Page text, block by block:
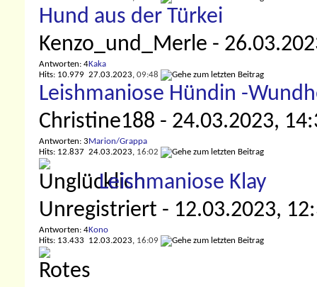
Hund aus der Türkei
Kenzo_und_Merle -
Antworten: 4
Hits: 10.979
Kaka
27.03.2023, 09:48
Leishmaniose Hündin -
Christine188 - 24.03.2023,
Antworten: 3
Hits: 12.837
Marion/Grappa
24.03.2023, 16:02
Leishmaniose Klay
Unregistriert - 12.03.2023,
Antworten: 4
Hits: 13.433
Kono
12.03.2023, 16:09